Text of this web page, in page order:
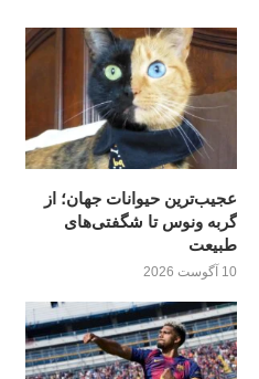
عجیب‌ترین حیوانات جهان؛ از
گربه ونوس تا شگفتی‌های
طبیعت
10 آگوست 2026